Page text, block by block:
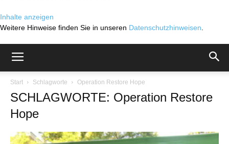
Inhalte anzeigen
Weitere Hinweise finden Sie in unseren Datenschutzhinweisen
Start Schlagworte Operation Restore Hope
SCHLAGWORTE: Operation Restore
Hope